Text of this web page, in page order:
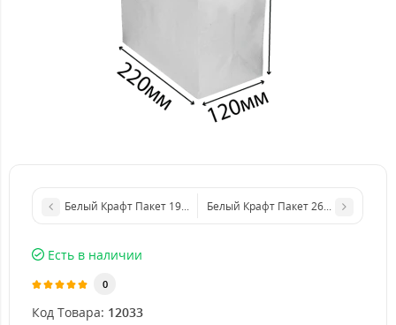
Белый Крафт Пакет 190х120х280 мм с ручками
Белый Крафт Пакет 260х150х350
Есть в наличии
0
Код Товара: 12033